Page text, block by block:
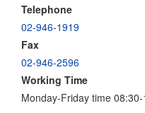
Telephone
02-946-1919
Fax
02-946-2596
Working Time
Monday-Friday time